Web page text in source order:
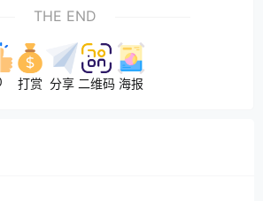
THE END
打赏 分享 二维码 海报